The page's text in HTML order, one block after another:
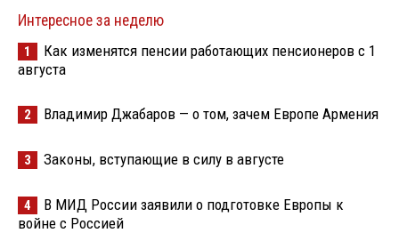
Интересное за неделю
1
Как изменятся пенсии работающих пенсионеров с 1
августа
2 Владимир Джабаров — о том, зачем Европе Армения
3 Законы, вступающие в силу в августе
4
В МИД России заявили о подготовке Европы к
войне с Россией